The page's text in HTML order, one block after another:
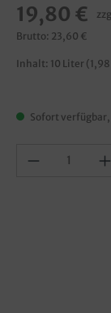
19,80 €
Brutto: 23,60 €
Inhalt: 10 Liter
Sofort